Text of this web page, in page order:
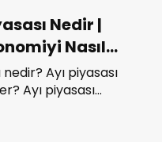
Nedir |
Nasıl
Ayı piyasası
Ayı piyasası